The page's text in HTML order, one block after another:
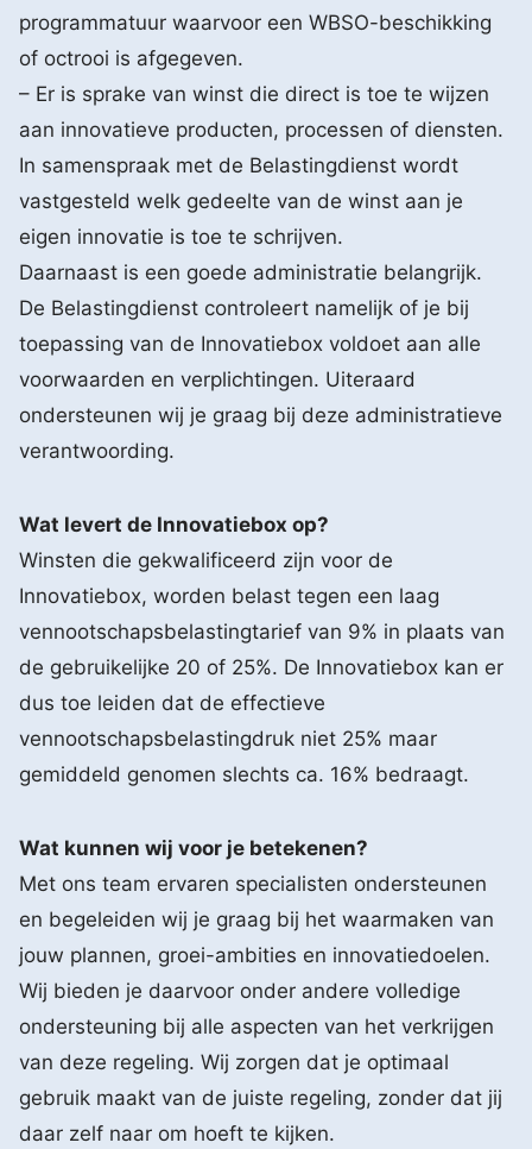
programmatuur waarvoor een WBSO-beschikking
of octrooi is afgegeven.
– Er is sprake van winst die direct is toe te wijzen
aan innovatieve producten, processen of diensten.
In samenspraak met de Belastingdienst wordt
vastgesteld welk gedeelte van de winst aan je
eigen innovatie is toe te schrijven.
Daarnaast is een goede administratie belangrijk.
De Belastingdienst controleert namelijk of je bij
toepassing van de Innovatiebox voldoet aan alle
voorwaarden en verplichtingen. Uiteraard
ondersteunen wij je graag bij deze administratieve
verantwoording.
Wat levert de Innovatiebox op?
Winsten die gekwalificeerd zijn voor de
Innovatiebox, worden belast tegen een laag
vennootschapsbelastingtarief van 9% in plaats van
de gebruikelijke 20 of 25%. De Innovatiebox kan er
dus toe leiden dat de effectieve
vennootschapsbelastingdruk niet 25% maar
gemiddeld genomen slechts ca. 16% bedraagt.
Wat kunnen wij voor je betekenen?
Met ons team ervaren specialisten ondersteunen
en begeleiden wij je graag bij het waarmaken van
jouw plannen, groei-ambities en innovatiedoelen.
Wij bieden je daarvoor onder andere volledige
ondersteuning bij alle aspecten van het verkrijgen
van deze regeling. Wij zorgen dat je optimaal
gebruik maakt van de juiste regeling, zonder dat jij
daar zelf naar om hoeft te kijken.